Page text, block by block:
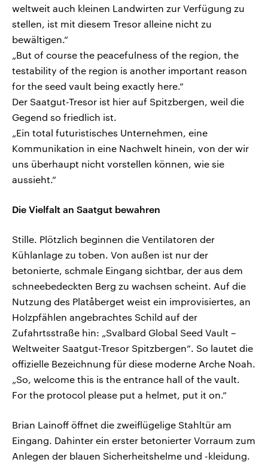
weltweit auch kleinen Landwirten zur Verfügung zu
stellen, ist mit diesem Tresor alleine nicht zu
bewältigen.“
„But of course the peacefulness of the region, the
testability of the region is another important reason
for the seed vault being exactly here.“
Der Saatgut-Tresor ist hier auf Spitzbergen, weil die
Gegend so friedlich ist.
„Ein total futuristisches Unternehmen, eine
Kommunikation in eine Nachwelt hinein, von der wir
uns überhaupt nicht vorstellen können, wie sie
aussieht.“
Die Vielfalt an Saatgut bewahren
Stille. Plötzlich beginnen die Ventilatoren der
Kühlanlage zu toben. Von außen ist nur der
betonierte, schmale Eingang sichtbar, der aus dem
schneebedeckten Berg zu wachsen scheint. Auf die
Nutzung des Platåberget weist ein improvisiertes, an
Holzpfählen angebrachtes Schild auf der
Zufahrtsstraße hin: „Svalbard Global Seed Vault –
Weltweiter Saatgut-Tresor Spitzbergen“. So lautet die
offizielle Bezeichnung für diese moderne Arche Noah.
„So, welcome this is the entrance hall of the vault.
For the protocol please put a helmet, put it on.“
Brian Lainoff öffnet die zweiflügelige Stahltür am
Eingang. Dahinter ein erster betonierter Vorraum zum
Anlegen der blauen Sicherheitshelme und -kleidung.